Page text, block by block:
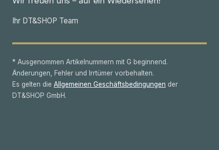
Ihr DT&SHOP Team
* Ausgenommen Artikelnummern mit G beginnend.
Änderungen, Fehler und Irrtümer vorbehalten.
Es gelten die Allgemeinen Geschäftsbedingungen der
DT&SHOP GmbH.